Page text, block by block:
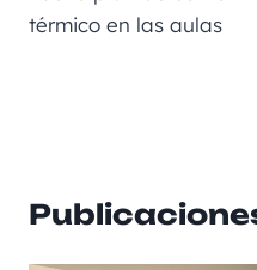
k
térmico en las aulas